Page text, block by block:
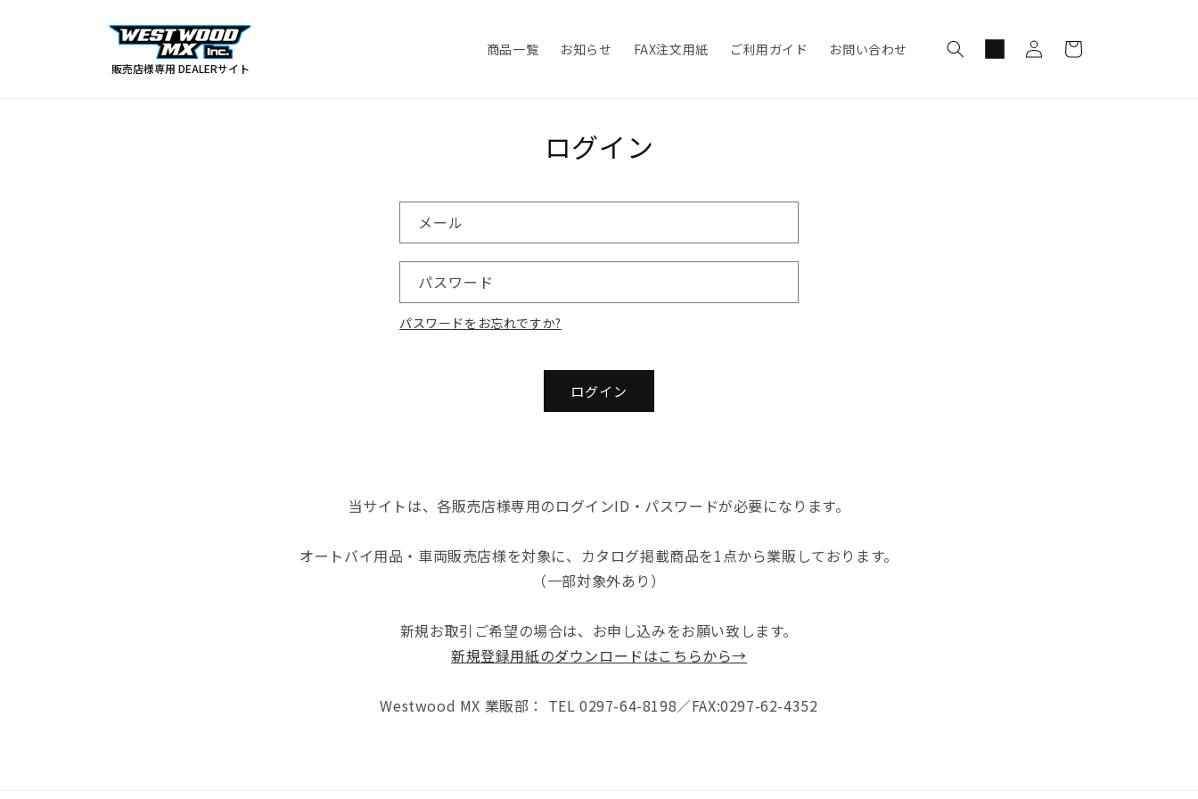
販売店様専用 DEALERサイト
商品一覧 お知らせ FAX注文用紙 ご利用ガイド お問い合わせ
グ
イ
ー
ログイン
メール
パスワード
パスワードをお忘れですか?
ログイン
当サイトは、各販売店様専用のログインID・パスワードが必要になります。
オートバイ用品・車両販売店様を対象に、カタログ掲載商品を1点から業販しております。
（一部対象外あり）
新規お取引ご希望の場合は、お申し込みをお願い致します。
新規登録用紙のダウンロードはこちらから→
Westwood MX 業販部： TEL 0297-64-8198／FAX:0297-62-4352